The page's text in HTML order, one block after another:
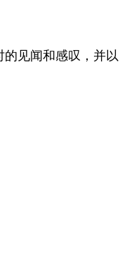
见闻和感叹，并以